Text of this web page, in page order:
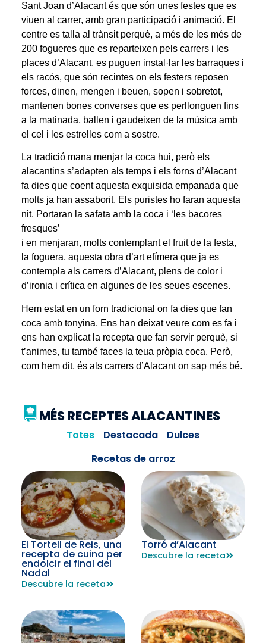
Sant Joan d’Alacant és que són unes festes que es
viuen al carrer, amb gran participació i animació. El
centre es talla al trànsit perquè, a més de les més de
200 fogueres que es reparteixen pels carrers i les
places d’Alacant, es puguen instal·lar les barraques i
els racós, que són recintes on els festers reposen
forces, dinen, mengen i beuen, sopen i sobretot,
mantenen bones converses que es perllonguen fins
a la matinada, ballen i gaudeixen de la música amb
el cel i les estrelles com a sostre.
La tradició mana menjar la coca hui, però els
alacantins s’adapten als temps i els forns d’Alacant
fa dies que coent aquesta exquisida empanada que
molts ja han assaborit. Els puristes ho faran aquesta
nit. Portaran la safata amb la coca i ‘les bacores
fresques’
i en menjaran, molts contemplant el fruit de la festa,
la foguera, aquesta obra d’art efímera que ja es
contempla als carrers d’Alacant, plens de color i
d’ironia i crítica en algunes de les seues escenes.
Hem estat en un forn tradicional on fa dies que fan
coca amb tonyina. Ens han deixat veure com es fa i
ens han explicat la recepta que fan servir perquè, si
t’animes, tu també faces la teua pròpia coca. Però,
com hem dit, és als carrers d’Alacant on sap més bé.
MÉS RECEPTES ALACANTINES
Destacada
Dulces
Recetas de arroz
Totes
El Tortell de Reis, una
recepta de cuina per
endolcir el final del
Nadal
Descubre la receta
Torró d’Alacant
Descubre la receta